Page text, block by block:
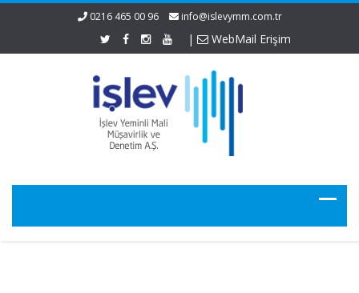
0216 465 00 96 info@islevymm.com.tr
| WebMail Erişim